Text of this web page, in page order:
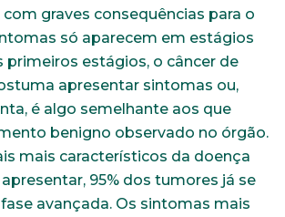
com graves consequências para o
só aparecem em estágios
primeiros estágios, o câncer de
apresentar sintomas ou,
é algo semelhante aos que
benigno observado no órgão.
mais característicos da doença
95% dos tumores já se
avançada. Os sintomas mais